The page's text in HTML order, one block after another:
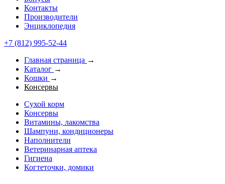
Контакты
Производители
Энциклопедия
+7 (812) 995-52-44
Главная страница →
Каталог →
Кошки →
Консервы
Сухой корм
Консервы
Витамины, лакомства
Шампуни, кондиционеры
Наполнители
Ветеринарная аптека
Гигиена
Когтеточки, домики